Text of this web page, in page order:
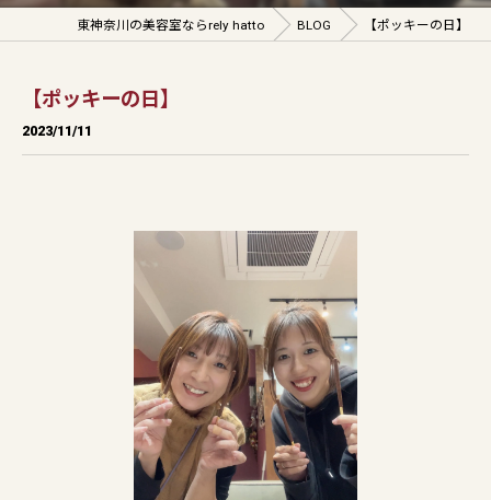
東神奈川の美容室ならrely hatto BLOG 【ポッキーの日】
【ポッキーの日】
2023/11/11